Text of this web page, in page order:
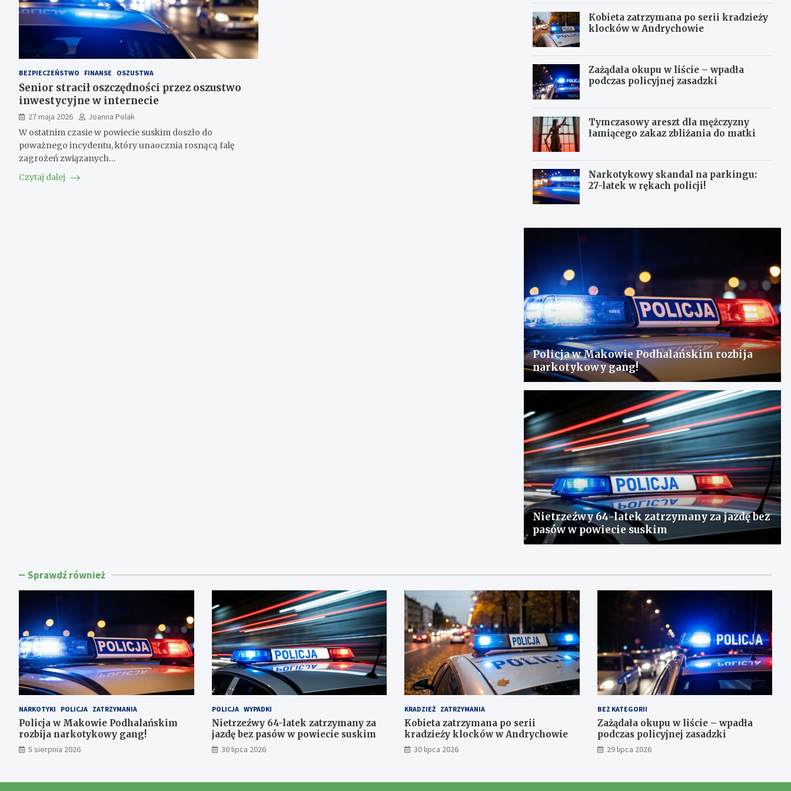
BEZPIECZEŃSTWO FINANSE OSZUSTWA
Senior stracił oszczędności przez oszustwo
inwestycyjne w internecie
27 maja 2026
Joanna Polak
W ostatnim czasie w powiecie suskim doszło do
poważnego incydentu, który unaocznia rosnącą falę
zagrożeń związanych…
Czytaj dalej
Kobieta zatrzymana po serii kradzieży
klocków w Andrychowie
Zażądała okupu w liście – wpadła
podczas policyjnej zasadzki
Tymczasowy areszt dla mężczyzny
łamiącego zakaz zbliżania do matki
Narkotykowy skandal na parkingu:
27-latek w rękach policji!
Policja w Makowie Podhalańskim rozbija
narkotykowy gang!
Nietrzeźwy 64-latek zatrzymany za jazdę bez
pasów w powiecie suskim
Sprawdź również
NARKOTYKI POLICJA ZATRZYMANIA
Policja w Makowie Podhalańskim
rozbija narkotykowy gang!
5 sierpnia 2026
POLICJA WYPADKI
Nietrzeźwy 64-latek zatrzymany za
jazdę bez pasów w powiecie suskim
30 lipca 2026
KRADZIEŻ ZATRZYMANIA
Kobieta zatrzymana po serii
kradzieży klocków w Andrychowie
30 lipca 2026
BEZ KATEGORII
Zażądała okupu w liście – wpadła
podczas policyjnej zasadzki
29 lipca 2026